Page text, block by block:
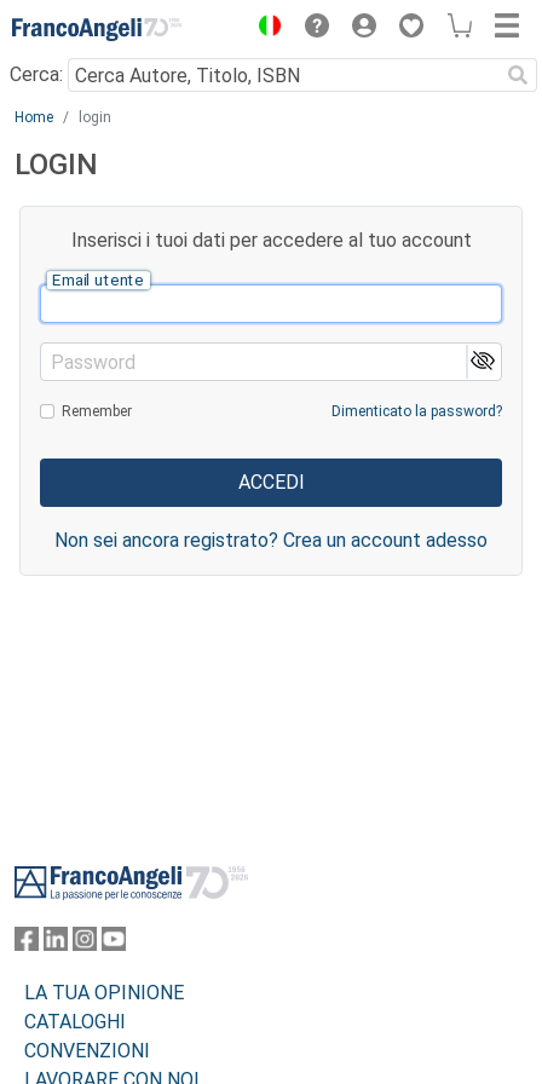
Menu
Cerca:
Main content
Home login
LOGIN
Inserisci i tuoi dati per accedere al tuo account
Email utente
Password
Remember Dimenticato la password?
Non sei ancora registrato? Crea un account adesso
LA TUA OPINIONE
CATALOGHI
CONVENZIONI